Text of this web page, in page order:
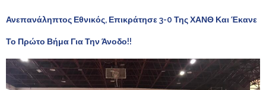
Ανεπανάληπτος Εθνικός, Επικράτησε 3-0 Της ΧΑΝΘ Και Έκανε
Το Πρώτο Βήμα Για Την Άνοδο!!